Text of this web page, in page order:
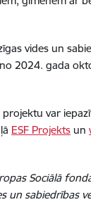
vides un
2024. gada
var
ESF Projekts un
Sociālā
un sabiedrības